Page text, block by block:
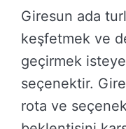
Giresun ada
keşfetmek ve
geçirmek
seçenektir.
rota ve